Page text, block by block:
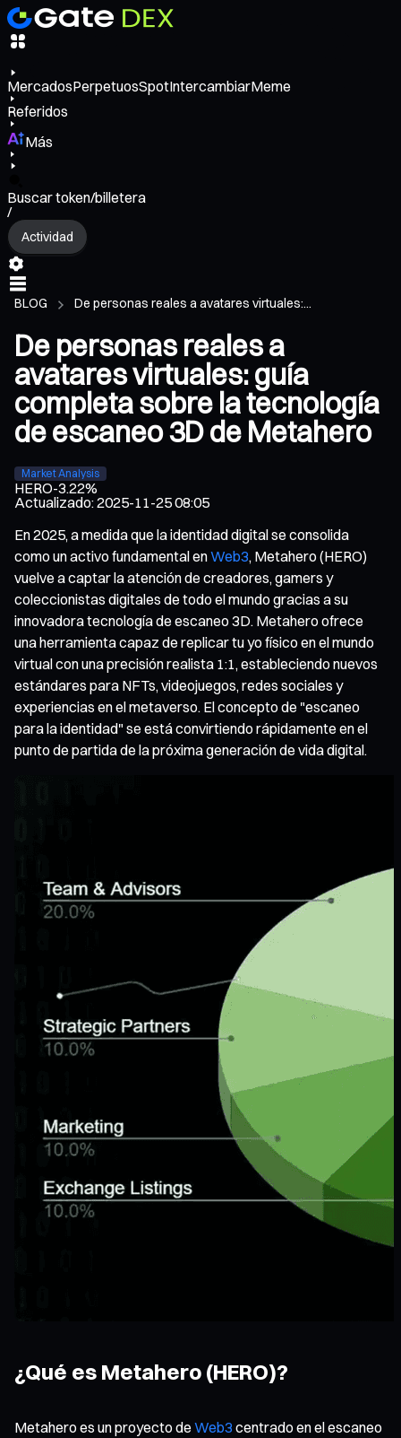
MercadosPerpetuosSpotIntercambiarMeme
Referidos
Más
Buscar token/billetera
/
Actividad
BLOG De personas reales a avatares virtuales:...
De personas reales a
avatares virtuales: guía
completa sobre la tecnología
de escaneo 3D de Metahero
Market Analysis
HERO-3.22%
Actualizado:2025-11-25 08:05
En 2025, a medida que la identidad digital se consolida
como un activo fundamental enWeb3, Metahero (HERO)
vuelve a captar la atención de creadores, gamers y
coleccionistas digitales de todo el mundo gracias a su
innovadora tecnología de escaneo 3D. Metahero ofrece
una herramienta capaz de replicar tu yo físico en el mundo
virtual con una precisión realista 1:1, estableciendo nuevos
estándares para NFTs, videojuegos, redes sociales y
experiencias en el metaverso. El concepto de "escaneo
para la identidad" se está convirtiendo rápidamente en el
punto de partida de la próxima generación de vida digital.
¿Qué es Metahero (HERO)?
Metahero es un proyecto de Web3 centrado en el escaneo